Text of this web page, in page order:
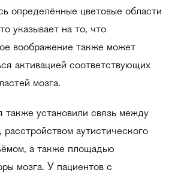
определённые цветовые области
указывает на то, что
воображение также может
активацией соответствующих
мозга.
также установили связь между
аутистического
а также площадью
мозга. У пациентов с